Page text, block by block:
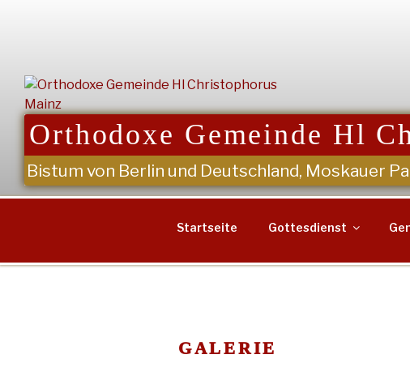
Orthodoxe Gemeinde Hl
Bistum von Berlin und Deutschland, Moskauer
Startseite Gottesdienst
GALERIE